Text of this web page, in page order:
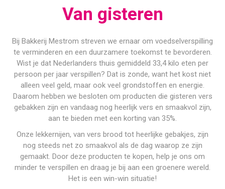
Van gisteren
Bij Bakkerij Mestrom streven we ernaar om voedselverspilling
te verminderen en een duurzamere toekomst te bevorderen.
Wist je dat Nederlanders thuis gemiddeld 33,4 kilo eten per
persoon per jaar verspillen? Dat is zonde, want het kost niet
alleen veel geld, maar ook veel grondstoffen en energie.
Daarom hebben we besloten om producten die gisteren vers
gebakken zijn en vandaag nog heerlijk vers en smaakvol zijn,
aan te bieden met een korting van 35%.
Onze lekkernijen, van vers brood tot heerlijke gebakjes, zijn
nog steeds net zo smaakvol als de dag waarop ze zijn
gemaakt. Door deze producten te kopen, help je ons om
minder te verspillen en draag je bij aan een groenere wereld.
Het is een win-win situatie!